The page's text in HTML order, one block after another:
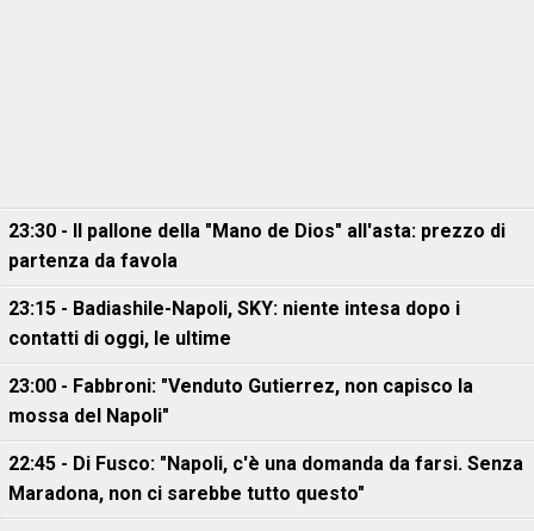
23:30 - Il pallone della "Mano de Dios" all'asta: prezzo di
partenza da favola
23:15 - Badiashile-Napoli, SKY: niente intesa dopo i
contatti di oggi, le ultime
23:00 - Fabbroni: "Venduto Gutierrez, non capisco la
mossa del Napoli"
22:45 - Di Fusco: "Napoli, c'è una domanda da farsi. Senza
Maradona, non ci sarebbe tutto questo"